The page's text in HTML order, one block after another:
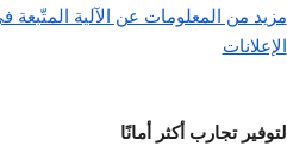
مزيد من المعلومات عن الآلية
الإعلانات
لتوفير تجارب أكثر أمانًا